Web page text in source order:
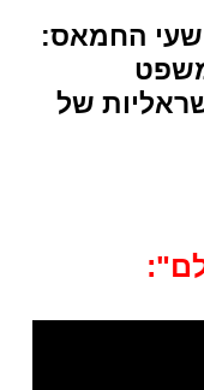
החמאס:
של